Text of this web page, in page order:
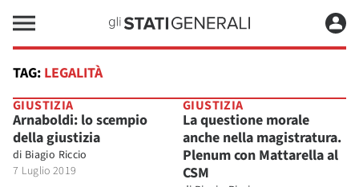
TAG: LEGALITÀ
GIUSTIZIA
Arnaboldi: lo scempio
della giustizia
di Biagio Riccio
7 Luglio 2019
GIUSTIZIA
La questione morale
anche nella magistratura.
Plenum con Mattarella al
CSM